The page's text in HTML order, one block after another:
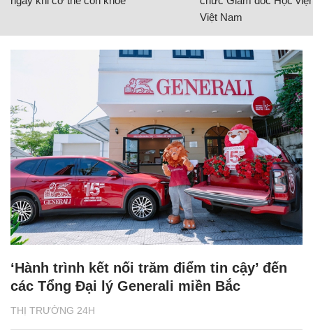
Việt Nam
THỊ TRƯỜNG 24H
‘Hành trình kết nối trăm điểm tin cậy’ đến
các Tổng Đại lý Generali miền Bắc